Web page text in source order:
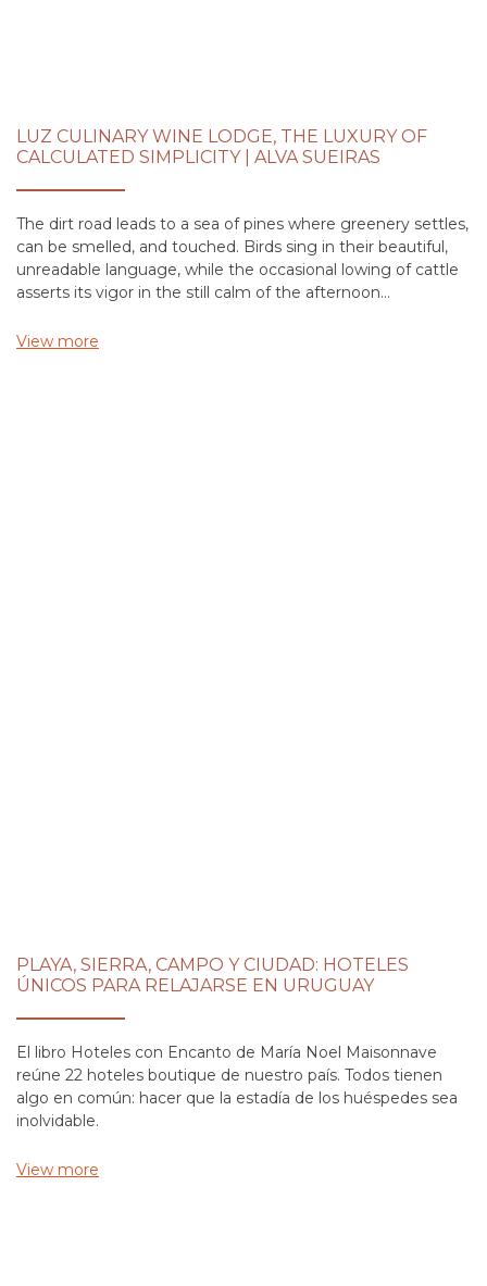
LUZ CULINARY WINE LODGE, THE LUXURY OF
CALCULATED SIMPLICITY | ALVA SUEIRAS
The dirt road leads to a sea of pines where greenery settles,
can be smelled, and touched. Birds sing in their beautiful,
unreadable language, while the occasional lowing of cattle
asserts its vigor in the still calm of the afternoon…
View more
PLAYA, SIERRA, CAMPO Y CIUDAD: HOTELES
ÚNICOS PARA RELAJARSE EN URUGUAY
El libro Hoteles con Encanto de María Noel Maisonnave
reúne 22 hoteles boutique de nuestro país. Todos tienen
algo en común: hacer que la estadía de los huéspedes sea
inolvidable.
View more